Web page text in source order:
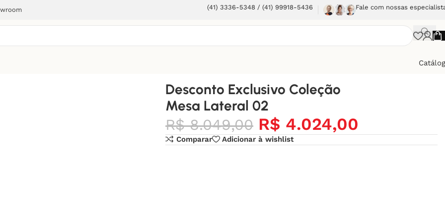
(41) 3336-5348 / (41) 99918-5436 Fale com nossas
Desconto Exclusivo Coleção
Mesa Lateral 02
R$8.049,00 R$ 4.024,00
Comparar Adicionar à wishlist